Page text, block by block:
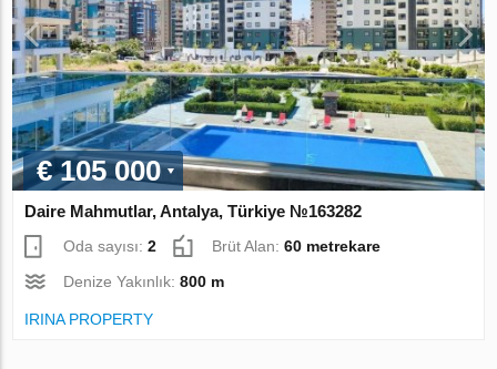
€ 105 000
Daire Mahmutlar, Antalya, Türkiye №163282
Oda sayısı:2 Brüt Alan:60 metrekare
Denize Yakınlık:800 m
IRINA PROPERTY